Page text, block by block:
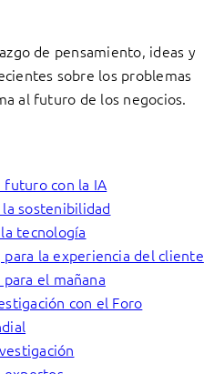
de pensamiento, ideas y
sobre los problemas
al futuro de los negocios.
futuro con la IA
sostenibilidad
tecnología
la experiencia del cliente
el mañana
con el Foro